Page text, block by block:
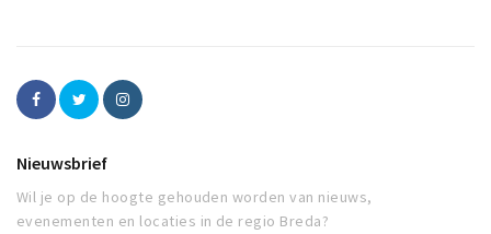
Nieuwsbrief
Wil je op de hoogte gehouden worden van nieuws,
evenementen en locaties in de regio Breda?